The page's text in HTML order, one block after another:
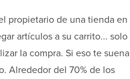
propietario de una tienda en
artículos a su carrito... solo
la compra. Si eso te suena
Alrededor del 70% de los